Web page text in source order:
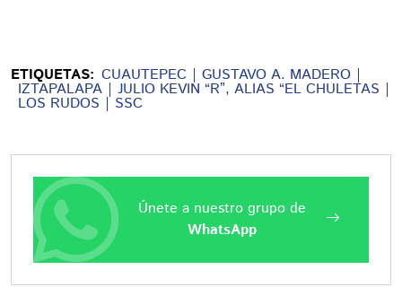
ETIQUETAS: CUAUTEPEC GUSTAVO A. MADERO
IZTAPALAPA JULIO KEVIN “R”, ALIAS “EL CHULETAS
LOS RUDOS SSC
Únete a nuestro grupo de
WhatsApp